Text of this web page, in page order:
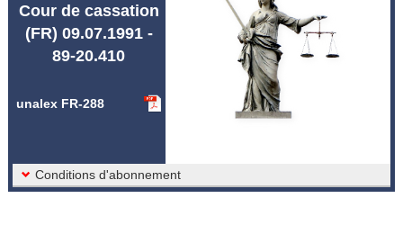
Cour de cassation
(FR) 09.07.1991 -
89-20.410
unalex FR-288
Conditions d'abonnement